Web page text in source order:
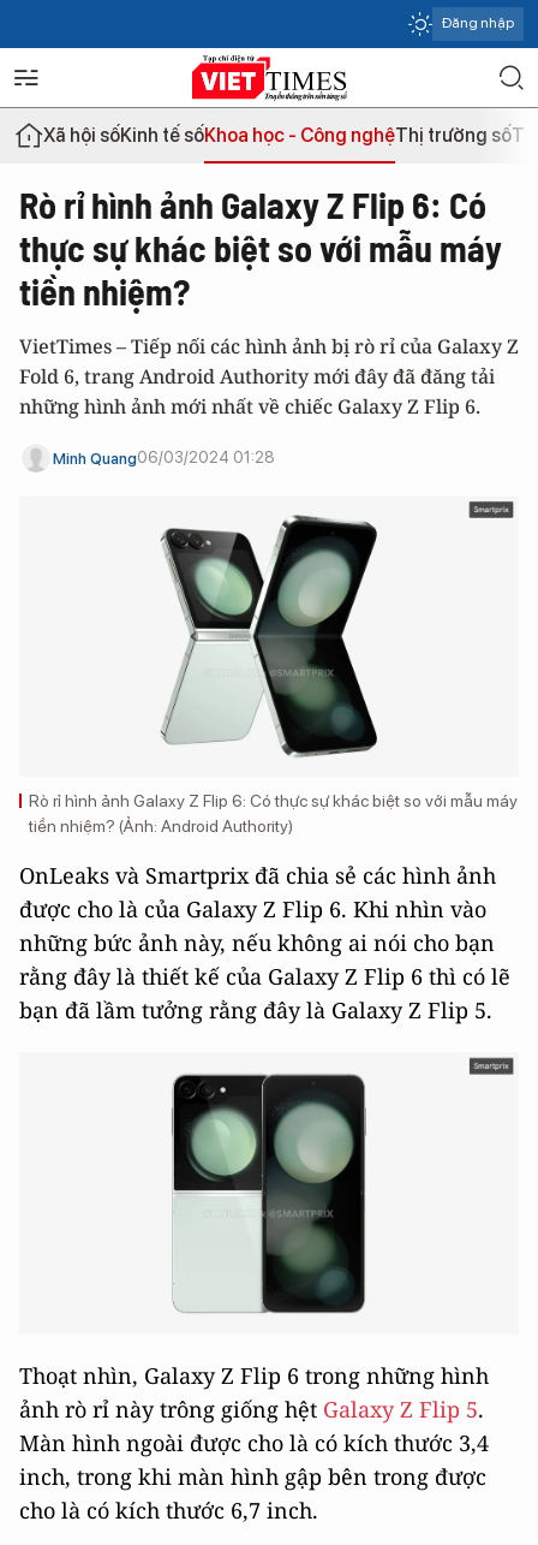
Đăng nhập
Xã hội sốKinh tế sốKhoa học - Công nghệThị trường số
Rò rỉ hình ảnh Galaxy Z Flip 6: Có
thực sự khác biệt so với mẫu máy
tiền nhiệm?
VietTimes – Tiếp nối các hình ảnh bị rò rỉ của Galaxy Z
Fold 6, trang Android Authority mới đây đã đăng tải
những hình ảnh mới nhất về chiếc Galaxy Z Flip 6.
Minh Quang06/03/2024 01:28
Rò rỉ hình ảnh Galaxy Z Flip 6: Có thực sự khác biệt so với mẫu máy
tiền nhiệm? (Ảnh: Android Authority)
OnLeaks và Smartprix đã chia sẻ các hình ảnh
được cho là của Galaxy Z Flip 6. Khi nhìn vào
những bức ảnh này, nếu không ai nói cho bạn
rằng đây là thiết kế của Galaxy Z Flip 6 thì có lẽ
bạn đã lầm tưởng rằng đây là Galaxy Z Flip 5.
Thoạt nhìn, Galaxy Z Flip 6 trong những hình
ảnh rò rỉ này trông giống hệt Galaxy Z Flip 5.
Màn hình ngoài được cho là có kích thước 3,4
inch, trong khi màn hình gập bên trong được
cho là có kích thước 6,7 inch.